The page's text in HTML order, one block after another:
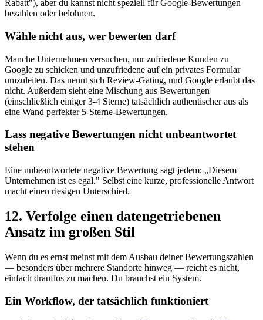
Rabatt"), aber du kannst nicht speziell für Google-Bewertungen
bezahlen oder belohnen.
Wähle nicht aus, wer bewerten darf
Manche Unternehmen versuchen, nur zufriedene Kunden zu
Google zu schicken und unzufriedene auf ein privates Formular
umzuleiten. Das nennt sich Review-Gating, und Google erlaubt das
nicht. Außerdem sieht eine Mischung aus Bewertungen
(einschließlich einiger 3-4 Sterne) tatsächlich authentischer aus als
eine Wand perfekter 5-Sterne-Bewertungen.
Lass negative Bewertungen nicht unbeantwortet
stehen
Eine unbeantwortete negative Bewertung sagt jedem: „Diesem
Unternehmen ist es egal." Selbst eine kurze, professionelle Antwort
macht einen riesigen Unterschied.
12. Verfolge einen datengetriebenen
Ansatz im großen Stil
Wenn du es ernst meinst mit dem Ausbau deiner Bewertungszahlen
— besonders über mehrere Standorte hinweg — reicht es nicht,
einfach drauflos zu machen. Du brauchst ein System.
Ein Workflow, der tatsächlich funktioniert